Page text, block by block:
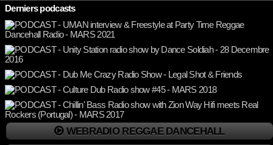
Derniers podcasts
WEBRADIO REGGAE DANCEHALL